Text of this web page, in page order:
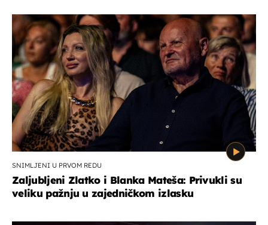
SNIMLJENI U PRVOM REDU
Zaljubljeni Zlatko i Blanka Mateša: Privukli su
veliku pažnju u zajedničkom izlasku